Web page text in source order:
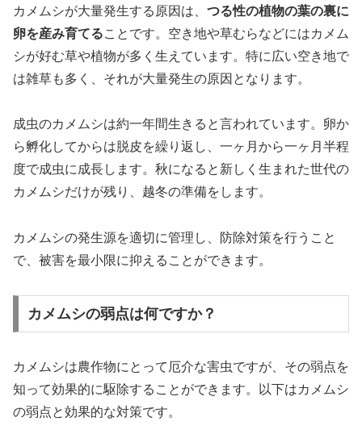
カメムシが大量発生する原因は、 つる性の植物の葉の裏に
卵を産み育てることです。空き地や草むらなどにはカメム
シが好む草や植物が多く生えています。特に広い空き地で
は雑草も多く、それが大量発生の原因となります。
成虫のカメムシは約一年間生きると言われています。卵か
ら孵化してからは脱皮を繰り返し、一ヶ月から一ヶ月半程
度で成虫に成長します。秋になると新しく生まれた世代の
カメムシだけが残り、越冬の準備をします。
カメムシの発生源を適切に管理し、防除対策を行うこと
で、被害を最小限に抑えることができます。
カメムシの弱点は何ですか？
カメムシは農作物にとって厄介な害虫ですが、その弱点を
知って効果的に駆除することができます。以下はカメムシ
の弱点と効果的な対策です。